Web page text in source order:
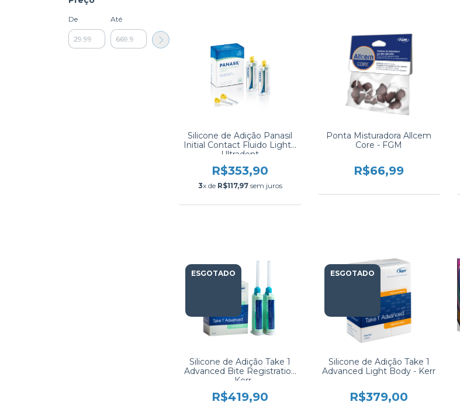
De Até
Silicone de Adição Panasil
Initial Contact Fluido Light -
Ultradent
R$353,90
3x de R$117,97sem juros
Ponta Misturadora Allcem
Core - FGM
R$66,99
ESGOTADO
Silicone de Adição Take 1
Advanced Bite Registration
- Kerr
R$419,90
ESGOTADO
Silicone de Adição Take 1
Advanced Light Body - Kerr
R$379,00